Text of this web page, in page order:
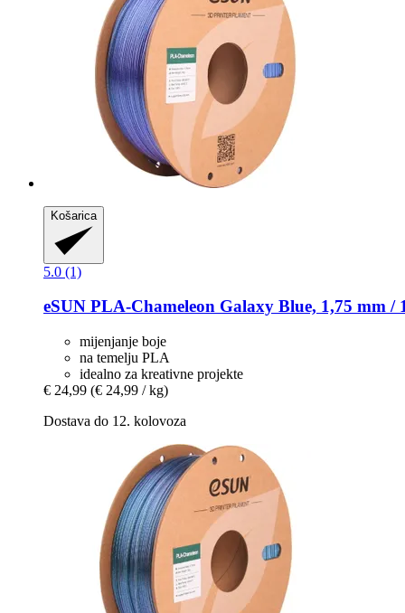
Košarica
5.0 (1)
eSUN PLA-​Chameleon Galaxy Blue, 1,75 mm /
mijenjanje boje
na temelju PLA
idealno za kreativne projekte
€ 24,99 (€ 24,99 / kg)
Dostava do 12. kolovoza